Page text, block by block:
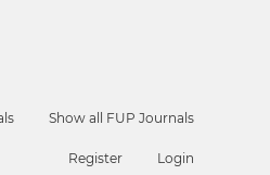
Show all FUP Journals
Register Login